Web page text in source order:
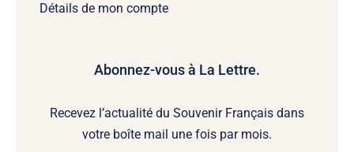
Détails de mon compte
Abonnez-vous à La Lettre.
Recevez l’actualité du Souvenir Français dans
votre boîte mail une fois par mois.